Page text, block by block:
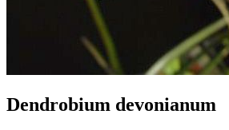
Dendrobium devonianum